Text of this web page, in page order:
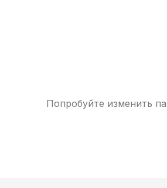
Попробуйте изменить